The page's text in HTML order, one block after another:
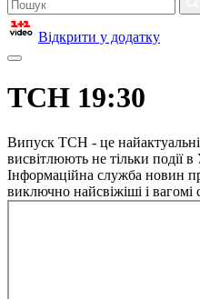
Відкрити у додатку
ТСН 19:30
Випуск ТСН - це
висвітлюють не тільки події в
Інформаційна служба новин
виключно найсвіжіші і